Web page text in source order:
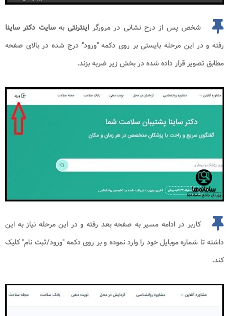
شخص پس از درج نشانی در مرورگر اینترنتی بهسایت دکتر ساینا
رفته و در این مرحله بایستی بر روی دکمه "ورود" درج شده در بالای صفحه
مطابق تصویر قرار داده شده در بخش زیر ضربه بزند.
کاربر در ادامه مسیر به صفحه بعد رفته و در این مرحله نیاز به این
داشته تا شماره موبایل خود را وارد نموده و بر روی دکمه "ورود/ثبت نام" کلیک
کند.